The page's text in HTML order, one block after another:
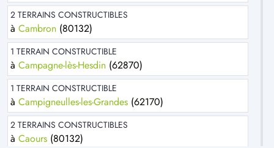
2 TERRAINS CONSTRUCTIBLES
à Cambron (80132)
1 TERRAIN CONSTRUCTIBLE
à Campagne-lès-Hesdin (62870)
1 TERRAIN CONSTRUCTIBLE
à Campigneulles-les-Grandes (62170)
2 TERRAINS CONSTRUCTIBLES
à Caours (80132)